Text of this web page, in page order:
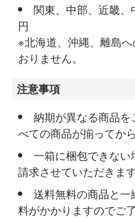
関東、中部、近畿
円
※北海道、沖縄、離島
おりません。
注意事項
納期が異なる商品
べての商品が揃ってか
一箱に梱包できな
請求させていただきます
送料無料の商品と
料がかかりますのでご